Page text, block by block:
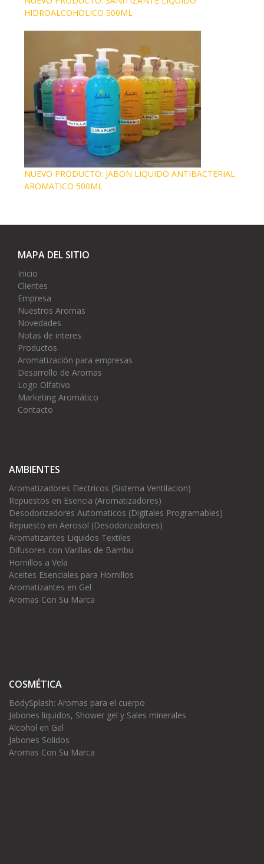
HIDROALCOHOLICO 500ML
NUEVO PRODUCTO: JABON LIQUIDO ANTIBACTERIAL
AROMATICO 500ML
MAPA DEL SITIO
Inicio
Clientes
Empresa
Nuestros Aromas
Novedades
Notas de interes
Productos
Aromatización para empresas
Desarrollo de Aromas
Logo Olfativo
Marketing Aromático
Contacto
AMBIENTES
Aromatizadores Electricos (Sistema Ventilacion)
Repuestos en Esencia (Aromatizadores)
Desodorizadores Automaticos (Digitales Programables)
Repuesto en Aerosol (Desodorizadores)
Aromatizantes Liquidos Textiles
Difusores con Varillas de Bambu
Hornillos a Vela
Aceites Esenciales para Hornillos
Aromatizantes en Gel
Aromas Con Su Marca
COSMÉTICA
BodySplash: Aromas para el cuerpo
Jabones liquidos, Shower gel y Sales minerales
Alcohol en Gel
Jabones Solidos
Aromas Con Su Marca